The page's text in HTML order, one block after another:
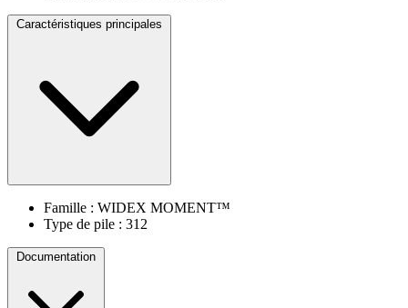
Caractéristiques principales
Famille : WIDEX MOMENT™
Type de pile : 312
Documentation